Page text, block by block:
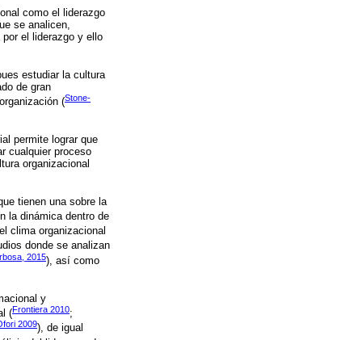
como el liderazgo
se analicen,
el liderazgo y ello
estudiar la cultura
de gran
(Stone-
permite lograr que
cualquier proceso
organizacional
tienen una sobre la
la dinámica dentro de
clima organizacional
donde se analizan
2015), así como
y
(Frontiera 2010;
2009), de igual